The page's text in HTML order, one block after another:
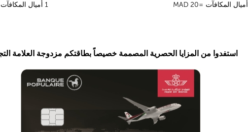
أميال المكافآت MAD 20=
1 أميال
استفدوا من المزايا الحصرية المصممة خصيصاً بطاقتكم مزدوجة العلامة